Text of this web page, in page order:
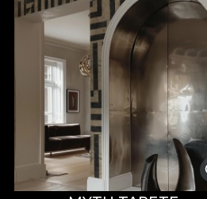
marchează echilibrul perfect
creativitate, fiind alegerea
de amenajare cu accente
Design geometric iconic:
linii frânte pentru un
Paletă cromatică
profunde și nuanțe de
ușoară în orice decor
Versatilitate
draperii, tapițerie, perne,